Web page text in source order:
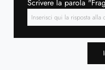
Scrivere la parola